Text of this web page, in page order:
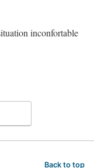
inconfortable
Back to top